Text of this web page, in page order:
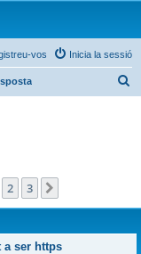
Inicia la sessió
vos
2 3
a ser https